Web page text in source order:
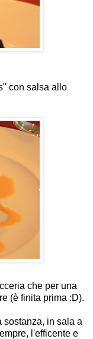
con salsa allo
che per una
(è finita prima :D).
sostanza, in sala a
l'efficente e